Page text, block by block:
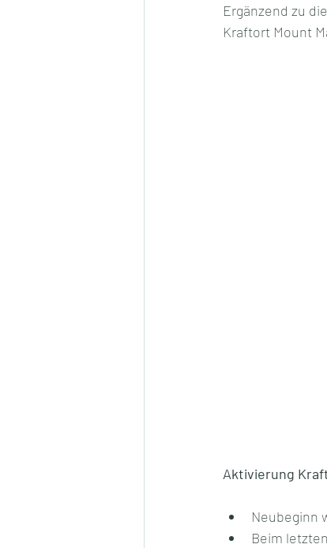
Ergänzend zu
Kraftort Mount
Aktivierung
Neubeginn
Beim